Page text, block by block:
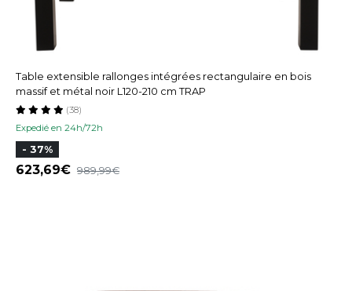
Table extensible rallonges intégrées rectangulaire en bois
massif et métal noir L120-210 cm TRAP
Expedié en 24h/72h
(38)
- 37%
623,69 989,99